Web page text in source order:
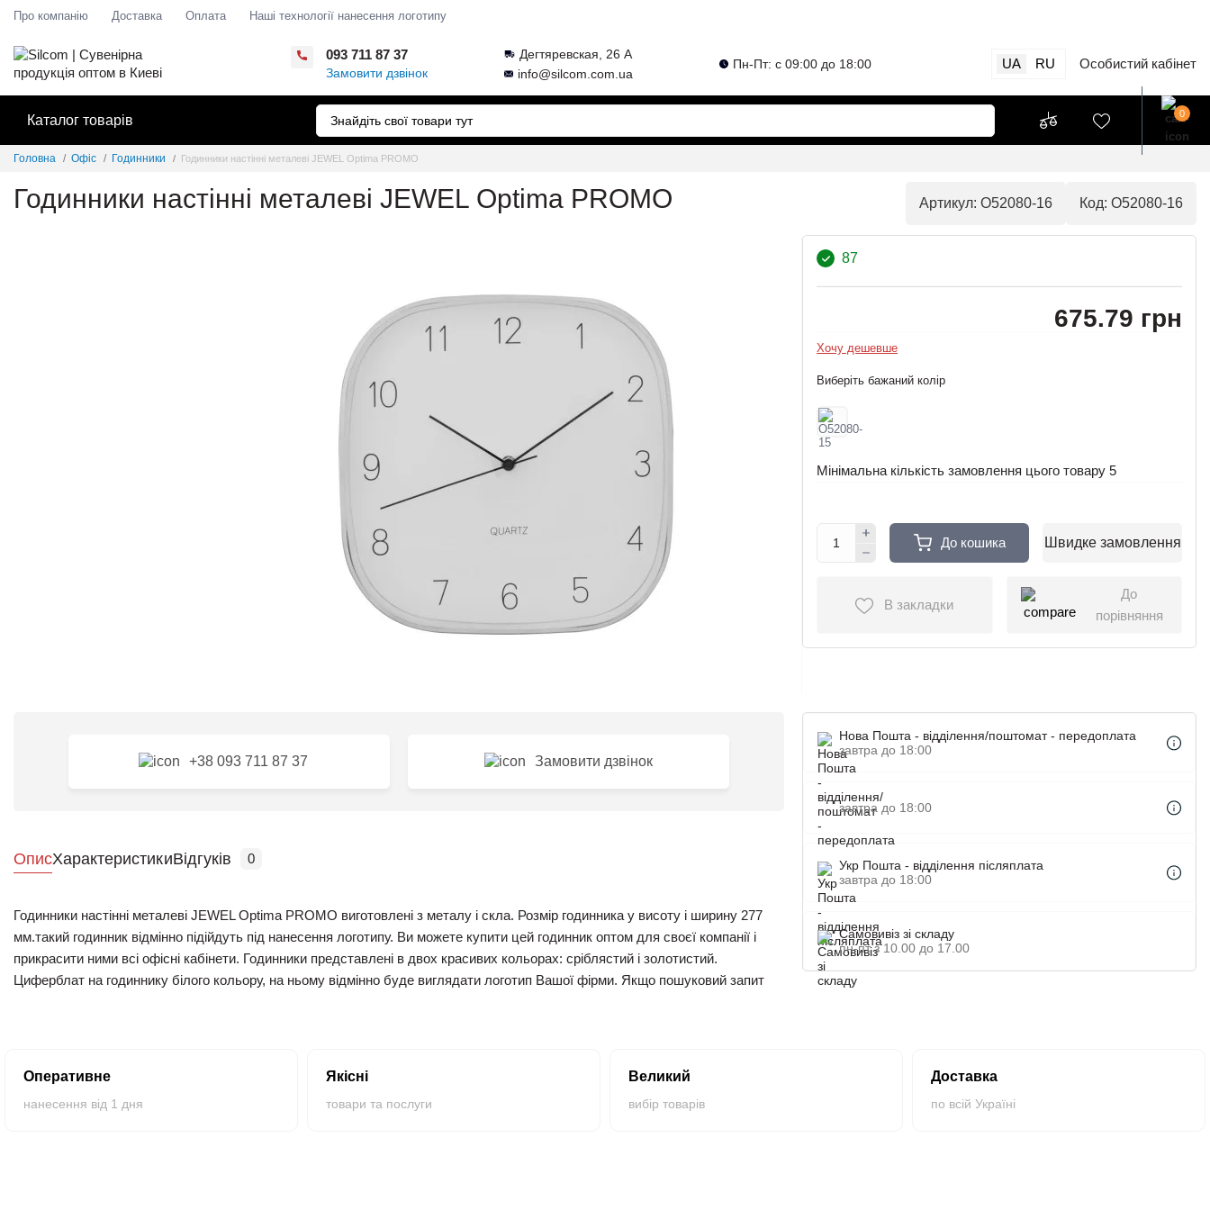
Про компанію Доставка Оплата Наші технології нанесення логотипу
093 711 87 37
Замовити дзвінок
Дегтяревская, 26 А
info@silcom.com.ua
Пн-Пт: с 09:00 до 18:00 UA RU Особистий кабінет
Каталог товарів 0
Головна Офіс Годинники Годинники настінні металеві JEWEL Optima PROMO
Годинники настінні металеві JEWEL Optima PROMO Артикул: O52080-16 Код: O52080-16
87
675.79 грн
Хочу дешевше
Виберіть бажаний колір
Мінімальна кількість замовлення цього товару 5
До кошика Швидке замовлення
В закладки
До
порівняння
+38 093 711 87 37 Замовити дзвінок
ОписХарактеристикиВідгуків 0
Годинники настінні металеві JEWEL Optima PROMO виготовлені з металу і скла. Розмір годинника у висоту і ширину 277
мм.такий годинник відмінно підійдуть під нанесення логотипу. Ви можете купити цей годинник оптом для своєї компанії і
прикрасити ними всі офісні кабінети. Годинники представлені в двох красивих кольорах: сріблястий і золотистий.
Циферблат на годиннику білого кольору, на ньому відмінно буде виглядати логотип Вашої фірми. Якщо пошуковий запит
Нова Пошта - відділення/поштомат - передоплата
завтра до 18:00
завтра до 18:00
Укр Пошта - відділення післяплата
завтра до 18:00
Самовивіз зі складу
пн-пт з 10.00 до 17.00
Оперативне
нанесення від 1 дня
Якісні
товари та послуги
Великий
вибір товарів
Доставка
по всій Україні